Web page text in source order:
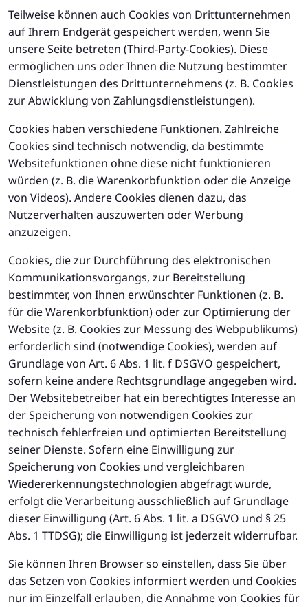
Teilweise können auch Cookies von Drittunternehmen
auf Ihrem Endgerät gespeichert werden, wenn Sie
unsere Seite betreten (Third-Party-Cookies). Diese
ermöglichen uns oder Ihnen die Nutzung bestimmter
Dienstleistungen des Drittunternehmens (z. B. Cookies
zur Abwicklung von Zahlungsdienstleistungen).
Cookies haben verschiedene Funktionen. Zahlreiche
Cookies sind technisch notwendig, da bestimmte
Websitefunktionen ohne diese nicht funktionieren
würden (z. B. die Warenkorbfunktion oder die Anzeige
von Videos). Andere Cookies dienen dazu, das
Nutzerverhalten auszuwerten oder Werbung
anzuzeigen.
Cookies, die zur Durchführung des elektronischen
Kommunikationsvorgangs, zur Bereitstellung
bestimmter, von Ihnen erwünschter Funktionen (z. B.
für die Warenkorbfunktion) oder zur Optimierung der
Website (z. B. Cookies zur Messung des Webpublikums)
erforderlich sind (notwendige Cookies), werden auf
Grundlage von Art. 6 Abs. 1 lit. f DSGVO gespeichert,
sofern keine andere Rechtsgrundlage angegeben wird.
Der Websitebetreiber hat ein berechtigtes Interesse an
der Speicherung von notwendigen Cookies zur
technisch fehlerfreien und optimierten Bereitstellung
seiner Dienste. Sofern eine Einwilligung zur
Speicherung von Cookies und vergleichbaren
Wiedererkennungstechnologien abgefragt wurde,
erfolgt die Verarbeitung ausschließlich auf Grundlage
dieser Einwilligung (Art. 6 Abs. 1 lit. a DSGVO und § 25
Abs. 1 TTDSG); die Einwilligung ist jederzeit widerrufbar.
Sie können Ihren Browser so einstellen, dass Sie über
das Setzen von Cookies informiert werden und Cookies
nur im Einzelfall erlauben, die Annahme von Cookies für